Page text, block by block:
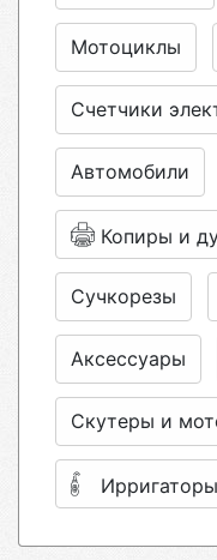
Мотоциклы
Счетчики
Автомобили
Копиры и
Сучкорезы
Аксессуары
Скутеры и
Ирригаторы